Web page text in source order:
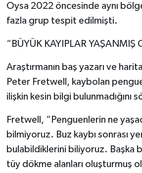
Oysa 2022 öncesinde aynı
fazla grup tespit edilmişti.
“BÜYÜK KAYIPLAR YAŞANMIŞ
Araştırmanın baş yazarı ve
Peter Fretwell, kaybolan
ilişkin kesin bilgi bulunmadığını
Fretwell, “Penguenlerin ne
bilmiyoruz. Buz kaybı sonrası
bulabildiklerini biliyoruz. Başka
tüy dökme alanları oluşturmuş